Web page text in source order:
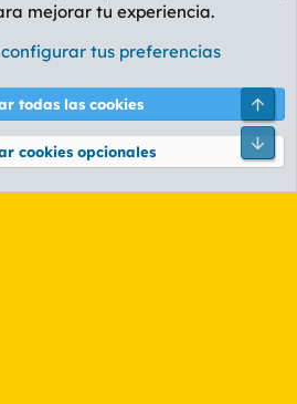
AMARILLO
reglas Política de privacidad Ayuda
® © 2010-2026 XenForo Ltd.
mejorar tu experiencia.
tus preferencias
todas las cookies
cookies opcionales
Pie